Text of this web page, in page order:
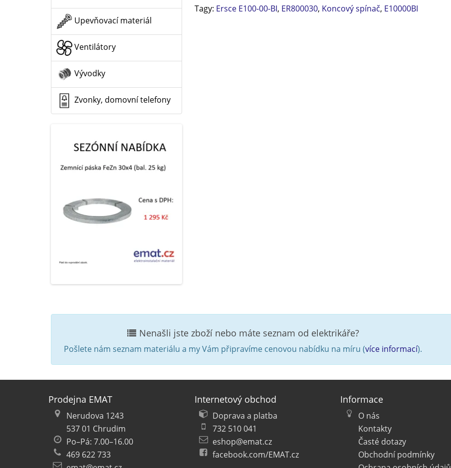
Upevňovací materiál
Ventilátory
Vývodky
Zvonky, domovní telefony
Tagy: Ersce E100-00-BI, ER800030, Koncový spínač, E10000BI
Nenašli jste zboží nebo máte seznam od elektrikáře?
Pošlete nám seznam materiálu a my Vám připravíme cenovou nabídku na míru (více informací).
Prodejna EMAT
Nerudova 1243
537 01 Chrudim
Po–Pá: 7.00–16.00
469 622 733
Internetový obchod
Doprava a platba
732 510 041
eshop@emat.cz
facebook.com/EMAT.cz
Informace
O nás
Kontakty
Časté dotazy
Obchodní podmínky